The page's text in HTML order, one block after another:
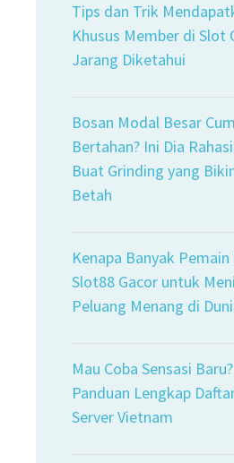
Tips dan Trik
Khusus Member di Slot
Jarang Diketahui
Bosan Modal Besar
Bertahan? Ini Dia
Buat Grinding yang
Betah
Kenapa Banyak
Slot88 Gacor untuk
Peluang Menang di
Mau Coba Sensasi
Panduan Lengkap
Server Vietnam